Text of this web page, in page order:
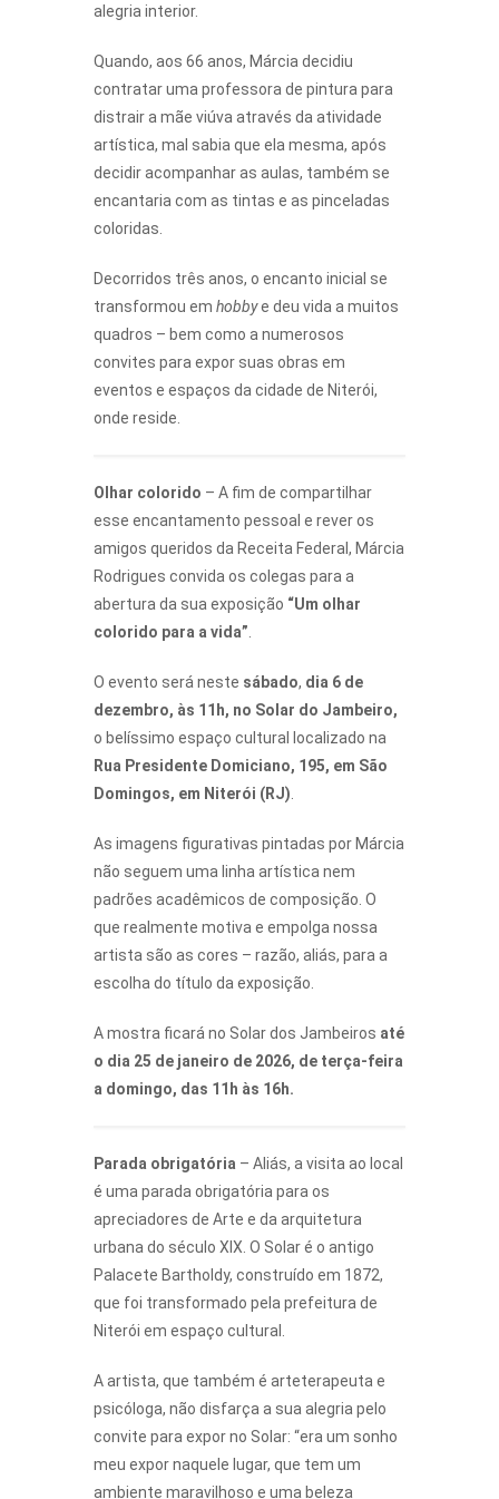
alegria interior.
Quando, aos 66 anos, Márcia decidiu
contratar uma professora de pintura para
distrair a mãe viúva através da atividade
artística, mal sabia que ela mesma, após
decidir acompanhar as aulas, também se
encantaria com as tintas e as pinceladas
coloridas.
Decorridos três anos, o encanto inicial se
transformou em hobbye deu vida a muitos
quadros – bem como a numerosos
convites para expor suas obras em
eventos e espaços da cidade de Niterói,
onde reside.
Olhar colorido – A fim de compartilhar
esse encantamento pessoal e rever os
amigos queridos da Receita Federal, Márcia
Rodrigues convida os colegas para a
abertura da sua exposição “Um olhar
colorido para a vida”
O evento será neste sábado, dia 6 de
dezembro, às 11h, no Solar do Jambeiro,
o belíssimo espaço cultural localizado na
Rua Presidente Domiciano, 195, em São
Domingos, em Niterói (RJ)
As imagens figurativas pintadas por Márcia
não seguem uma linha artística nem
padrões acadêmicos de composição. O
que realmente motiva e empolga nossa
artista são as cores – razão, aliás, para a
escolha do título da exposição.
A mostra ficará no Solar dos Jambeiros até
o dia 25 de janeiro de 2026, de terça-feira
a domingo, das 11h às 16h.
Parada obrigatória – Aliás, a visita ao local
é uma parada obrigatória para os
apreciadores de Arte e da arquitetura
urbana do século XIX. O Solar é o antigo
Palacete Bartholdy, construído em 1872,
que foi transformado pela prefeitura de
Niterói em espaço cultural.
A artista, que também é arteterapeuta e
psicóloga, não disfarça a sua alegria pelo
convite para expor no Solar: “era um sonho
meu expor naquele lugar, que tem um
ambiente maravilhoso e uma beleza